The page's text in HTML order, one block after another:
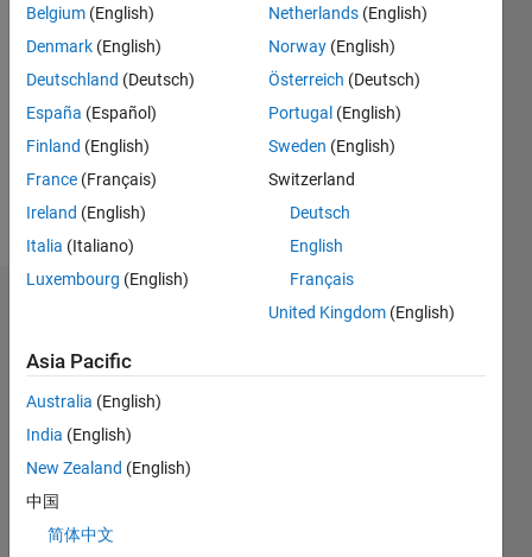
Followers:
Message
Statistics
All M…
F…
T…
Belgium (English)
Denmark (English)
Deutschland (Deutsch)
España (Español)
Finland (English)
France (Français)
Ireland (English)
Italia (Italiano)
Luxembourg (English)
Netherlands (English)
Norway (English)
Österreich (Deutsch)
Portugal (English)
Sweden (English)
Switzerland
Deutsch
English
Français
United Kingdom (English)
Asia Pacific
Australia (English)
India (English)
New Zealand (English)
中国
简体中文